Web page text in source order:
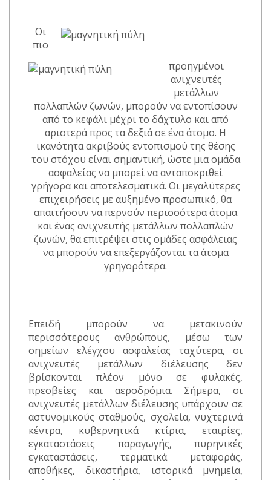
Οι
πιο
προηγμένοι
ανιχνευτές
μετάλλων
πολλαπλών ζωνών, μπορούν να εντοπίσουν
από το κεφάλι μέχρι το δάχτυλο και από
αριστερά προς τα δεξιά σε ένα άτομο. Η
ικανότητα ακριβούς εντοπισμού της θέσης
του στόχου είναι σημαντική, ώστε μια ομάδα
ασφαλείας να μπορεί να ανταποκριθεί
γρήγορα και αποτελεσματικά. Οι μεγαλύτερες
επιχειρήσεις με αυξημένο προσωπικό, θα
απαιτήσουν να περνούν περισσότερα άτομα
και ένας ανιχνευτής μετάλλων πολλαπλών
ζωνών, θα επιτρέψει στις ομάδες ασφάλειας
να μπορούν να επεξεργάζονται τα άτομα
γρηγορότερα.
Επειδή μπορούν να μετακινούν
περισσότερους ανθρώπους, μέσω των
σημείων ελέγχου ασφαλείας ταχύτερα, οι
ανιχνευτές μετάλλων διέλευσης δεν
βρίσκονται πλέον μόνο σε φυλακές,
πρεσβείες και αεροδρόμια. Σήμερα, οι
ανιχνευτές μετάλλων διέλευσης υπάρχουν σε
αστυνομικούς σταθμούς, σχολεία, νυχτερινά
κέντρα, κυβερνητικά κτίρια, εταιρίες,
εγκαταστάσεις παραγωγής, πυρηνικές
εγκαταστάσεις, τερματικά μεταφοράς,
αποθήκες, δικαστήρια, ιστορικά μνημεία,